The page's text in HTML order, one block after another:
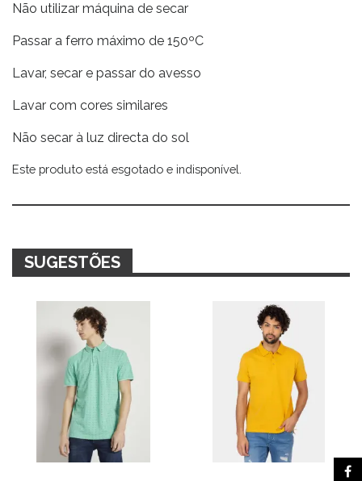
Não utilizar máquina de secar
Passar a ferro máximo de 150ºC
Lavar, secar e passar do avesso
Lavar com cores similares
Não secar à luz directa do sol
Este produto está esgotado e indisponível.
Alternative:
SUGESTÕES